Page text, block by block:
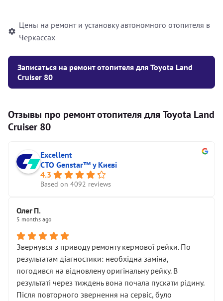
Цены на ремонт и установку автономного отопителя в
Черкассах
Записаться на ремонт отопителя для Toyota Land
Cruiser 80
Отзывы про ремонт отопителя для Toyota Land
Cruiser 80
Excellent
СТО Genstar™ у Києві
4.3
Based on 4092 reviews
Олег П.
5 months ago
Звернувся з приводу ремонту кермової рейки. По
результатам діагностики: необхідна заміна,
погодився на відновлену оригінальну рейку. В
результаті через тиждень вона почала пускати рідину.
Після повторного звернення на сервіс, було